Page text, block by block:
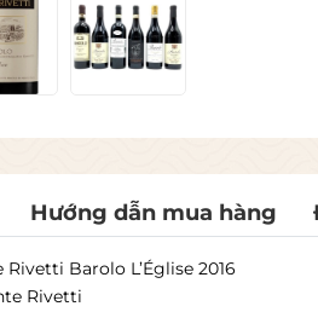
Hướng dẫn mua hàng
Rivetti Barolo L’Église 2016
Rivetti